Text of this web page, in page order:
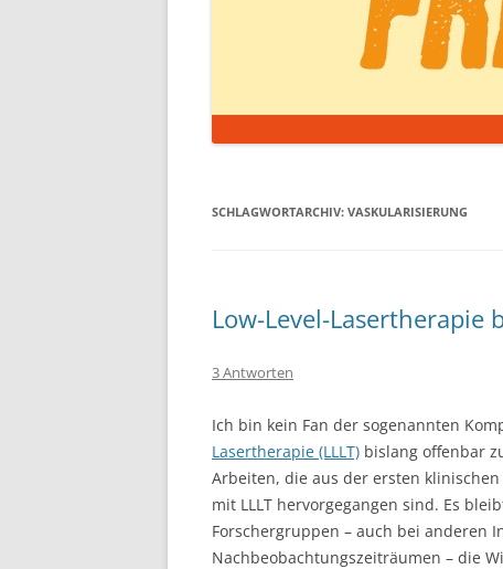
SCHLAGWORTARCHIV: VASKULARISIERUNG
Low-Level-
3 Antworten
Ich bin kein Fan der sogenannten
Lasertherapie (LLLT) bislang offenbar
Arbeiten, die aus der ersten
mit LLLT hervorgegangen sind. Es
Forschergruppen – auch bei anderen
Nachbeobachtungszeiträumen – die